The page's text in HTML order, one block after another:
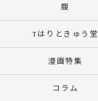
腹
Tはりときゅう堂
漫画特集
コラム